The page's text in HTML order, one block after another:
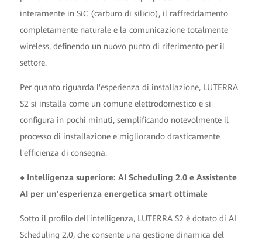
interamente in SiC (carburo di silicio), il raffreddamento
completamente naturale e la comunicazione totalmente
wireless, definendo un nuovo punto di riferimento per il
settore.
Per quanto riguarda l'esperienza di installazione, LUTERRA
S2 si installa come un comune elettrodomestico e si
configura in pochi minuti, semplificando notevolmente il
processo di installazione e migliorando drasticamente
l'efficienza di consegna.
● Intelligenza superiore: AI Scheduling 2.0 e Assistente
AI per un'esperienza energetica smart ottimale
Sotto il profilo dell'intelligenza, LUTERRA S2 è dotato di AI
Scheduling 2.0, che consente una gestione dinamica del